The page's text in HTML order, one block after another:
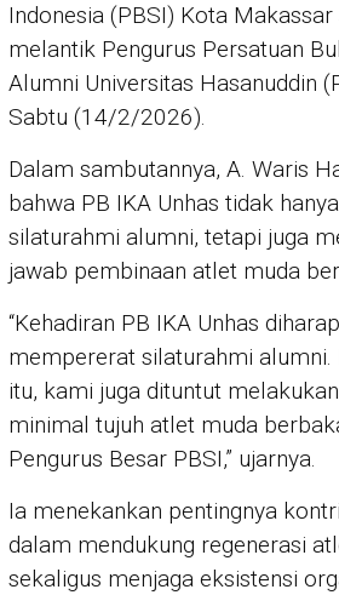
Indonesia (PBSI) Kota
melantik Pengurus Persatuan
Alumni Universitas Hasanuddin
Sabtu (14/2/2026).
Dalam sambutannya, A. Waris
bahwa PB IKA Unhas tidak
silaturahmi alumni, tetapi juga
jawab pembinaan atlet muda
“Kehadiran PB IKA Unhas
mempererat silaturahmi alumni.
itu, kami juga dituntut
minimal tujuh atlet muda
Pengurus Besar PBSI,” ujarnya.
Ia menekankan pentingnya
dalam mendukung regenerasi
sekaligus menjaga eksistensi